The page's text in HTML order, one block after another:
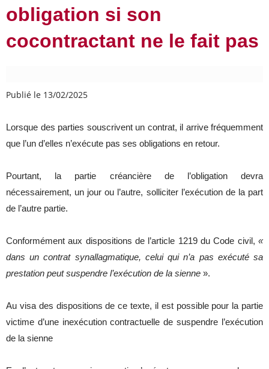
obligation si son
cocontractant ne le fait pas
Publié le 13/02/2025
Lorsque des parties souscrivent un contrat, il arrive fréquemment
que l’un d’elles n’exécute pas ses obligations en retour.
Pourtant, la partie créancière de l’obligation devra
nécessairement, un jour ou l’autre, solliciter l’exécution de la part
de l’autre partie.
Conformément aux dispositions de l’article 1219 du Code civil, «
dans un contrat synallagmatique, celui qui n’a pas exécuté sa
prestation peut suspendre l’exécution de la sienne ».
Au visa des dispositions de ce texte, il est possible pour la partie
victime d’une inexécution contractuelle de suspendre l’exécution
de la sienne